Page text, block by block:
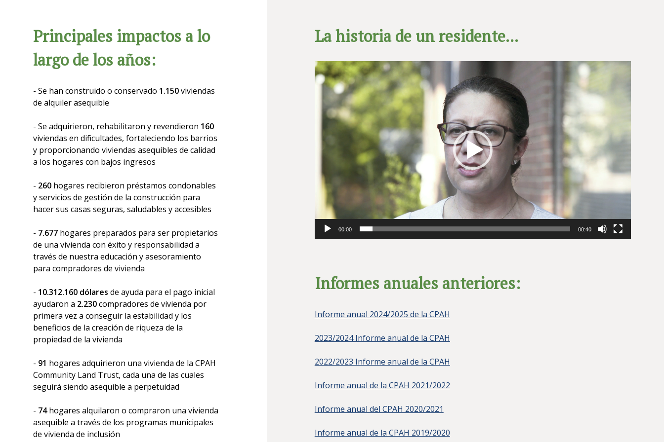
Principales impactos a lo
largo de los años:
- Se han construido o conservado 1.150viviendas
de alquiler asequible
- Se adquirieron, rehabilitaron y revendieron 160
viviendas en dificultades, fortaleciendo los barrios
y proporcionando viviendas asequibles de calidad
a los hogares con bajos ingresos
- 260 hogares recibieron préstamos condonables
y servicios de gestión de la construcción para
hacer sus casas seguras, saludables y accesibles
- 7.677 hogares preparados para ser propietarios
de una vivienda con éxito y responsabilidad a
través de nuestra educación y asesoramiento
para compradores de vivienda
- 10.312.160 dólares de ayuda para el pago inicial
ayudaron a 2.230compradores de vivienda por
primera vez a conseguir la estabilidad y los
beneficios de la creación de riqueza de la
propiedad de la vivienda
- 91 hogares adquirieron una vivienda de la CPAH
Community Land Trust, cada una de las cuales
seguirá siendo asequible a perpetuidad
- 74hogares alquilaron o compraron una vivienda
asequible a través de los programas municipales
de vivienda de inclusión
La historia de un residente...
Video
Player
00:00 00:40
Informes anuales anteriores:
Informe anual 2024/2025 de la CPAH
2023/2024 Informe anual de la CPAH
2022/2023 Informe anual de la CPAH
Informe anual de la CPAH 2021/2022
Informe anual del CPAH 2020/2021
Informe anual de la CPAH 2019/2020